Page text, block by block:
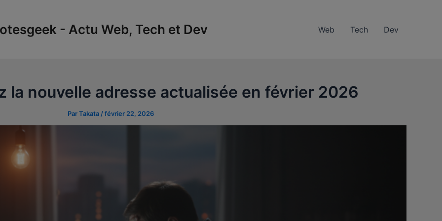
- Actu Web, Tech et Dev Web Tech Dev
la nouvelle adresse actualisée en février 2026
ParTakata /février 22, 2026